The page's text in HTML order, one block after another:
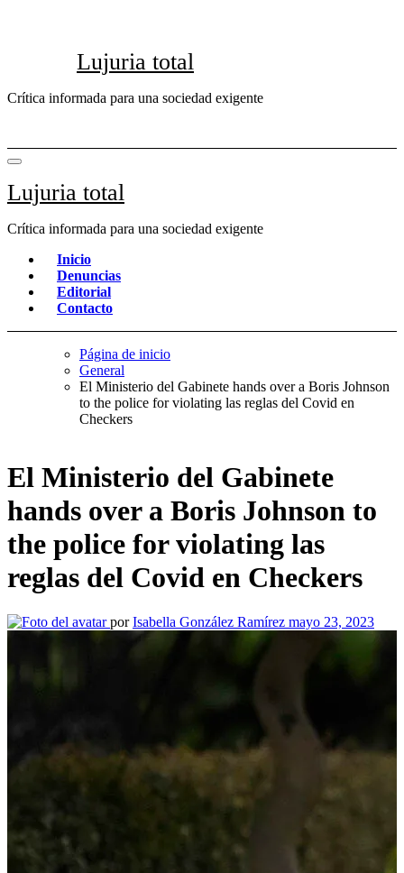
Lujuria total
Crítica informada para una sociedad exigente
Lujuria total
Crítica informada para una sociedad exigente
Inicio
Denuncias
Editorial
Contacto
Página de inicio
General
El Ministerio del Gabinete hands over a Boris Johnson
to the police for violating las reglas del Covid en
Checkers
El Ministerio del Gabinete
hands over a Boris Johnson to
the police for violating las
reglas del Covid en Checkers
porIsabella González Ramírez mayo 23, 2023